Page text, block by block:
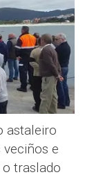
astaleiro
e
traslado